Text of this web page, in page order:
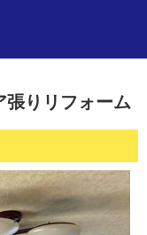
張りリフォーム